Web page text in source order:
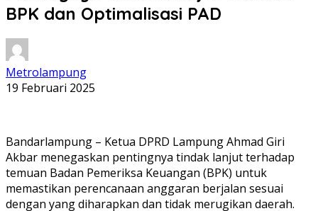
BPK dan Optimalisasi PAD
Metrolampung
19 Februari 2025
Bandarlampung – Ketua DPRD Lampung Ahmad Giri
Akbar menegaskan pentingnya tindak lanjut terhadap
temuan Badan Pemeriksa Keuangan (BPK) untuk
memastikan perencanaan anggaran berjalan sesuai
dengan yang diharapkan dan tidak merugikan daerah.